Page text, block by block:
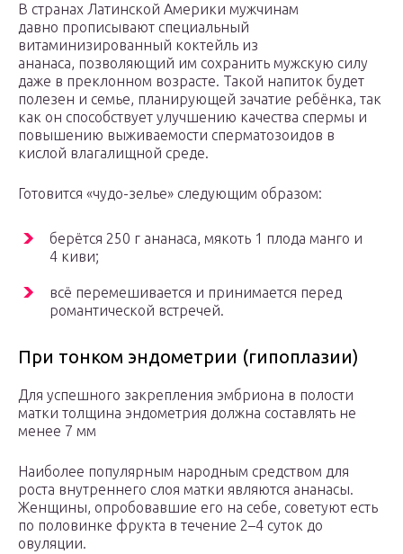
В странах Латинской Америки мужчинам
давно прописывают специальный
витаминизированный коктейль из
ананаса, позволяющий им сохранить мужскую силу
даже в преклонном возрасте. Такой напиток будет
полезен и семье, планирующей зачатие ребёнка, так
как он способствует улучшению качества спермы и
повышению выживаемости сперматозоидов в
кислой влагалищной среде.
Готовится «чудо-зелье» следующим образом:
берётся 250 г ананаса, мякоть 1 плода манго и
4 киви;
всё перемешивается и принимается перед
романтической встречей.
При тонком эндометрии (гипоплазии)
Для успешного закрепления эмбриона в полости
матки толщина эндометрия должна составлять не
менее 7 мм
Наиболее популярным народным средством для
роста внутреннего слоя матки являются ананасы.
Женщины, опробовавшие его на себе, советуют есть
по половинке фрукта в течение 2–4 суток до
овуляции.